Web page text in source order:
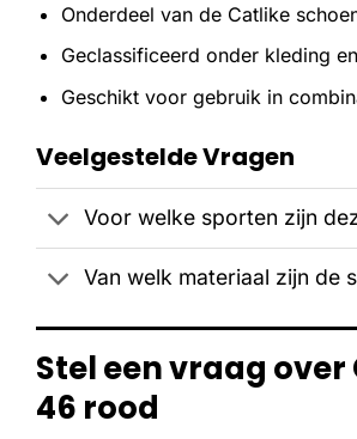
Onderdeel van de Catlike
Geclassificeerd onder kleding
Geschikt voor gebruik in
Veelgestelde Vragen
Voor welke sporten zijn
Van welk materiaal zijn de
Stel een vraag over
46 rood